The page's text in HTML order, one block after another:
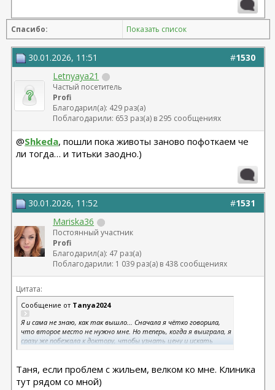
Расширенная абдоминопластика + липосакция 360 +
липофилинг средней трети лица Назоев К.В.
22.04.2026
Спасибо: Показать список
#1530
30.01.2026, 11:51
Letnyaya21
Частый посетитель
Profi
Благодарил(а): 429 раз(а)
Поблагодарили: 653 раз(а) в 295 сообщениях
@Shkeda, пошли пока животы заново пофоткаем че
ли тогда… и титьки заодно.)
#1531
30.01.2026, 11:52
Mariska36
Постоянный участник
Profi
Благодарил(а): 47 раз(а)
Поблагодарили: 1 039 раз(а) в 438 сообщениях
Цитата:
Сообщение от Tanya2024
Я и сама не знаю, как так вышло... Сначала я чётко говорила,
что второе место не нужно мне. Но теперь, когда я выиграла, я
сразу же побежала к доктору, чтобы узнать цену и искать
отсутствия финансовой возможности.
Таня, если проблем с жильем, велком ко мне. Клиника
тут рядом со мной)